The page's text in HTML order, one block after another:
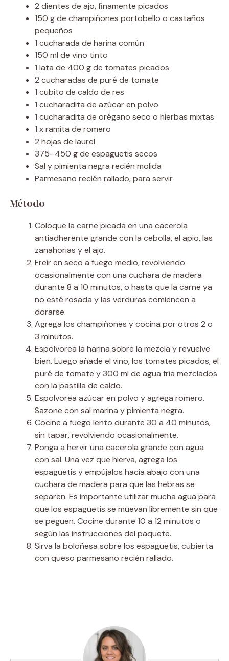
2 dientes de ajo, finamente picados
150 g de champiñones portobello o castaños
pequeños
1 cucharada de harina común
150 ml de vino tinto
1 lata de 400 g de tomates picados
2 cucharadas de puré de tomate
1 cubito de caldo de res
1 cucharadita de azúcar en polvo
1 cucharadita de orégano seco o hierbas mixtas
1 x ramita de romero
2 hojas de laurel
375–450 g de espaguetis secos
Sal y pimienta negra recién molida
Parmesano recién rallado, para servir
Método
Coloque la carne picada en una cacerola
antiadherente grande con la cebolla, el apio, las
zanahorias y el ajo.
Freír en seco a fuego medio, revolviendo
ocasionalmente con una cuchara de madera
durante 8 a 10 minutos, o hasta que la carne ya
no esté rosada y las verduras comiencen a
dorarse.
Agrega los champiñones y cocina por otros 2 o
3 minutos.
Espolvorea la harina sobre la mezcla y revuelve
bien. Luego añade el vino, los tomates picados, el
puré de tomate y 300 ml de agua fría mezclados
con la pastilla de caldo.
Espolvorea azúcar en polvo y agrega romero.
Sazone con sal marina y pimienta negra.
Cocine a fuego lento durante 30 a 40 minutos,
sin tapar, revolviendo ocasionalmente.
Ponga a hervir una cacerola grande con agua
con sal. Una vez que hierva, agrega los
espaguetis y empújalos hacia abajo con una
cuchara de madera para que las hebras se
separen. Es importante utilizar mucha agua para
que los espaguetis se muevan libremente sin que
se peguen. Cocine durante 10 a 12 minutos o
según las instrucciones del paquete.
Sirva la boloñesa sobre los espaguetis, cubierta
con queso parmesano recién rallado.